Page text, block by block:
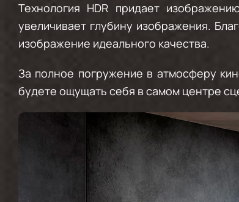
Технология HDR придает
увеличивает глубину изображения.
изображение идеального качества.
За полное погружение в атмосферу
будете ощущать себя в самом центре